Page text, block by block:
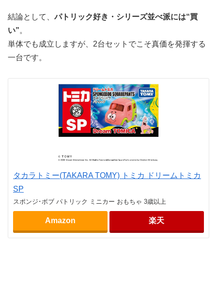
結論として、パトリック好き・シリーズ並べ派には“買
い”。
単体でも成立しますが、2台セットでこそ真価を発揮する
一台です。
タカラトミー(TAKARA TOMY) トミカ ドリームトミカ
SP
スポンジ･ボブ パトリック ミニカー おもちゃ 3歳以上
Amazon 楽天